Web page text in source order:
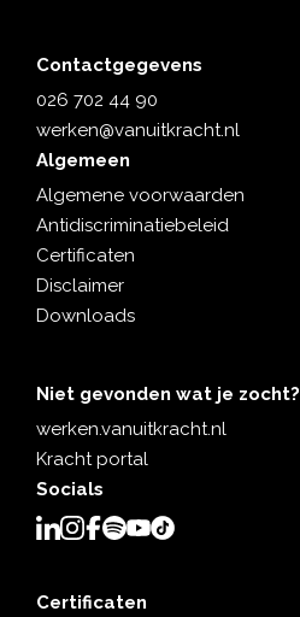
Contactgegevens
026 702 44 90
werken@vanuitkracht.nl
Algemeen
Algemene voorwaarden
Antidiscriminatiebeleid
Certificaten
Disclaimer
Downloads
Niet gevonden wat je zocht?
werken.vanuitkracht.nl
Kracht portal
Socials
Certificaten